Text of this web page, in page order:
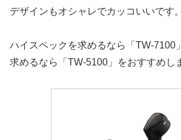
デザインもオシャレでカッコいいです。
ハイスペックを求めるなら「TW-7100
求めるなら「TW-5100」をおすすめし